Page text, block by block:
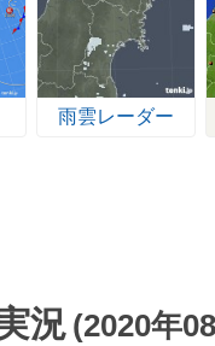
雨雲レーダー
況 (2020年